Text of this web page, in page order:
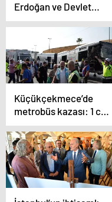
Erdoğan ve Devlet
erkanı, 30 Ağustos
Anıtkabir’i ziyaret etti
Küçükçekmece’de
metrobüs kazası: 1 can
kaybı, 50 yaralı